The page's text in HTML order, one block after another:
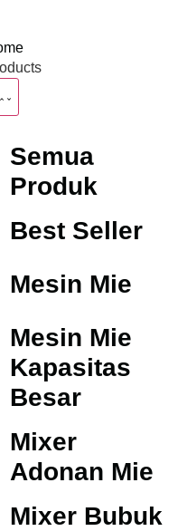
Semua
Produk
Best Seller
Mesin Mie
Mesin Mie
Kapasitas
Besar
Mixer
Adonan Mie
Mixer Bubuk